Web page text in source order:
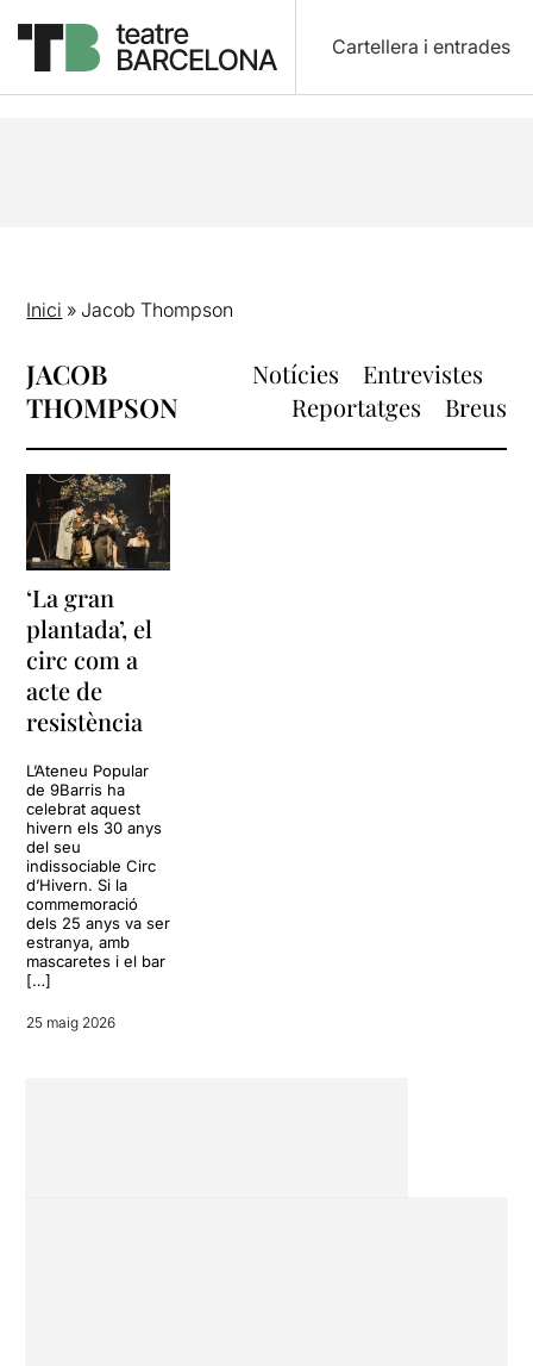
Cartellera i entrades
Inici » Jacob Thompson
JACOB
THOMPSON
Notícies
Entrevistes
Reportatges
Breus
‘La gran
plantada’, el
circ com a
acte de
resistència
L’Ateneu Popular
de 9Barris ha
celebrat aquest
hivern els 30 anys
del seu
indissociable Circ
d’Hivern. Si la
commemoració
dels 25 anys va ser
estranya, amb
mascaretes i el bar
[…]
25 maig 2026